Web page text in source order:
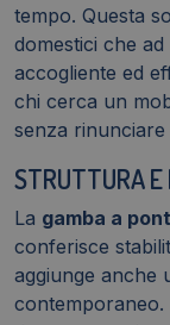
tempo. Questa
domestici che
accogliente ed
chi cerca un
senza rinunciare
STRUTTURA
La gamba a
conferisce
aggiunge anche
contemporaneo.